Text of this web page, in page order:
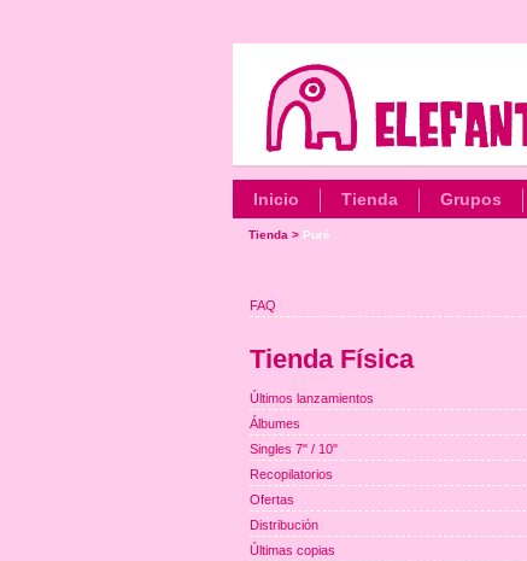
Inicio Tienda Grupos
Tienda > Puré
FAQ
Tienda Física
Últimos lanzamientos
Álbumes
Singles 7" / 10"
Recopilatorios
Ofertas
Distribución
Últimas copias